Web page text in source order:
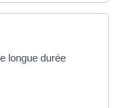
longue durée